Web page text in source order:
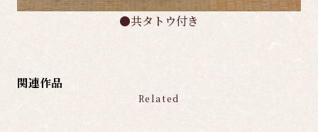
●共タトウ付き
関連作品
Related